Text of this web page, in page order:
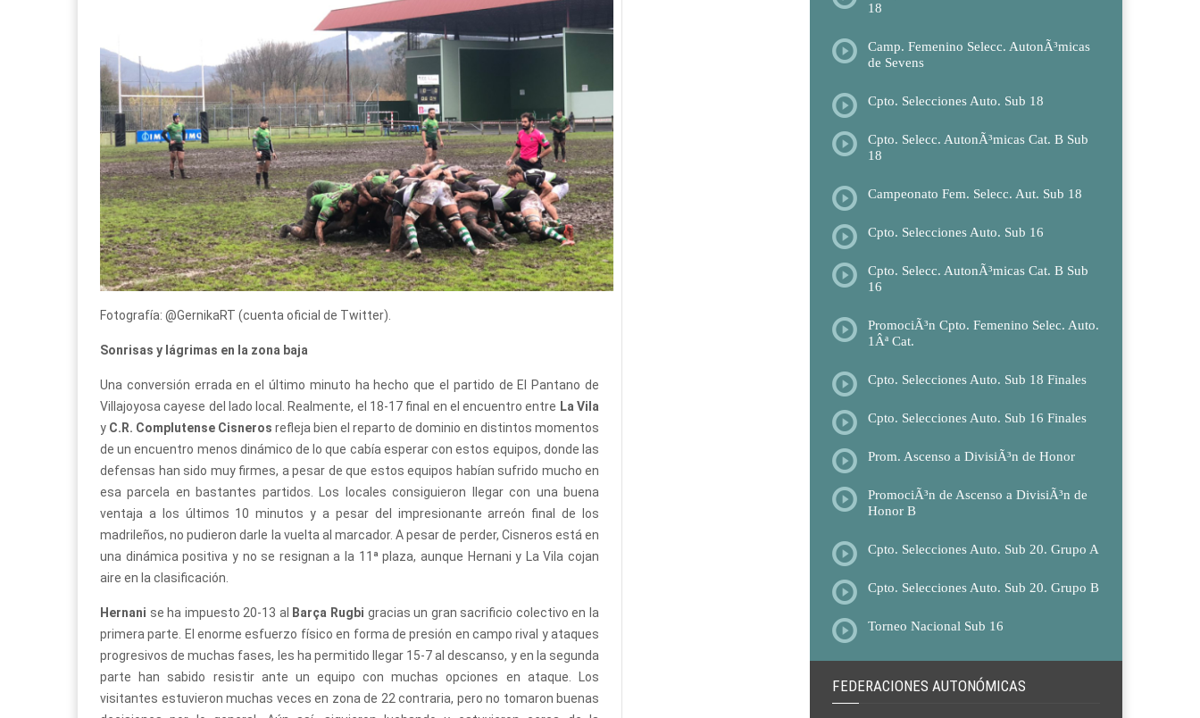
Fotografía: @GernikaRT (cuenta oficial de Twitter).
Sonrisas y lágrimas en la zona baja
Una conversión errada en el último minuto ha hecho que el partido de El Pantano de
Villajoyosa cayese del lado local. Realmente, el 18-17 final en el encuentro entre La Vila
y C.R. Complutense Cisneros refleja bien el reparto de dominio en distintos momentos
de un encuentro menos dinámico de lo que cabía esperar con estos equipos, donde las
defensas han sido muy firmes, a pesar de que estos equipos habían sufrido mucho en
esa parcela en bastantes partidos. Los locales consiguieron llegar con una buena
ventaja a los últimos 10 minutos y a pesar del impresionante arreón final de los
madrileños, no pudieron darle la vuelta al marcador. A pesar de perder, Cisneros está en
una dinámica positiva y no se resignan a la 11ª plaza, aunque Hernani y La Vila cojan
aire en la clasificación.
Hernani se ha impuesto 20-13 al Barça Rugbi gracias un gran sacrificio colectivo en la
primera parte. El enorme esfuerzo físico en forma de presión en campo rival y ataques
progresivos de muchas fases, les ha permitido llegar 15-7 al descanso, y en la segunda
parte han sabido resistir ante un equipo con muchas opciones en ataque. Los
visitantes estuvieron muchas veces en zona de 22 contraria, pero no tomaron buenas
18
Camp. Femenino Selecc. AutonÃ³micas
de Sevens
Cpto. Selecciones Auto. Sub 18
Cpto. Selecc. AutonÃ³micas Cat. B Sub
18
Campeonato Fem. Selecc. Aut. Sub 18
Cpto. Selecciones Auto. Sub 16
Cpto. Selecc. AutonÃ³micas Cat. B Sub
16
PromociÃ³n Cpto. Femenino Selec. Auto.
1Âª Cat.
Cpto. Selecciones Auto. Sub 18 Finales
Cpto. Selecciones Auto. Sub 16 Finales
Prom. Ascenso a DivisiÃ³n de Honor
PromociÃ³n de Ascenso a DivisiÃ³n de
Honor B
Cpto. Selecciones Auto. Sub 20. Grupo A
Cpto. Selecciones Auto. Sub 20. Grupo B
Torneo Nacional Sub 16
FEDERACIONES AUTONÓMICAS